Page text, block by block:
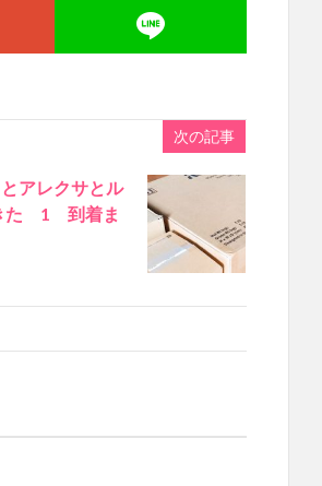
次の記事
アレクサとル
た 1 到着ま